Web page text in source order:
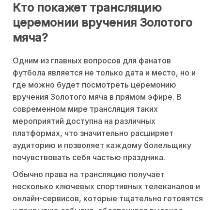
Кто покажет трансляцию
церемонии вручения Золотого
мяча?
Одним из главных вопросов для фанатов
футбола является не только дата и место, но и
где можно будет посмотреть церемонию
вручения Золотого мяча в прямом эфире. В
современном мире трансляция таких
мероприятий доступна на различных
платформах, что значительно расширяет
аудиторию и позволяет каждому болельщику
почувствовать себя частью праздника.
Обычно права на трансляцию получает
несколько ключевых спортивных телеканалов и
онлайн-сервисов, которые тщательно готовятся